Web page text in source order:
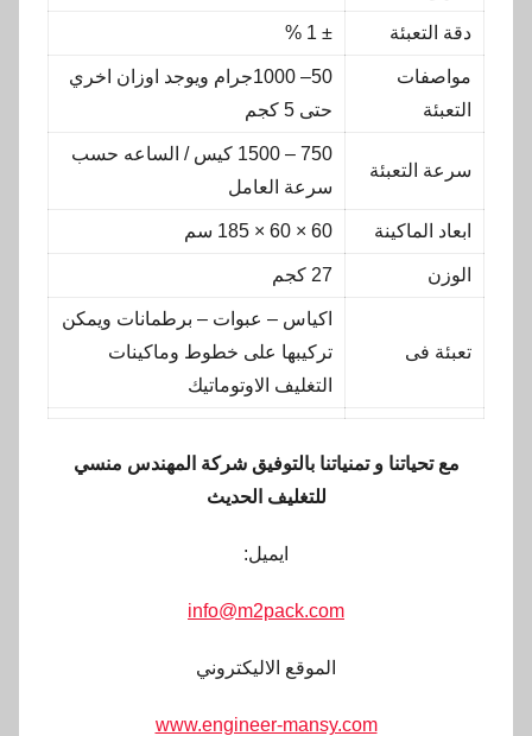
دقة التعبئة ± 1 %
مواصفات
التعبئة
50– 1000جرام ويوجد اوزان اخري
حتى 5 كجم
سرعة التعبئة
750 – 1500 كيس / الساعه حسب
سرعة العامل
ابعاد الماكينة 60 × 60 × 185 سم
الوزن 27 كجم
تعبئة فى
اكياس – عبوات – برطمانات ويمكن
تركيبها على خطوط وماكينات
التغليف الاوتوماتيك
مع تحياتنا و تمنياتنا بالتوفيق شركة المهندس منسي
للتغليف الحديث
ايميل:
info@m2pack.com
الموقع الاليكتروني
www.engineer-mansy.com